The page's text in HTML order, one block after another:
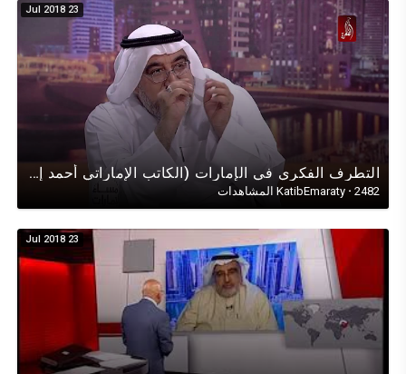
23 Jul 2018
التطرف الفكري في الإمارات (الكاتب اﻹماراتي أحمد إبراهيم) في حوار تلفزيوني على قناة الظفرة حول التطرف
KatibEmaraty · 2482 المشاهدات
23 Jul 2018